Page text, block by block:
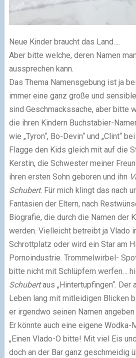
Neue Kinder braucht das Land….
Aber bitte welche, deren Namen
aussprechen kann.
Das Thema Namensgebung ist ja
immer eine ganz große und
sind Geschmackssache, aber bitte
die ihren Kindern Buchstabier-
wie „Tyron“, Bo-Devin“ und „Clint“
Flagge den Kids gleich mit auf die
Kerstin, die Schwester meiner
ihren ersten Sohn geboren und ihn
Schubert. Für mich klingt das nach
Fantasien der Eltern, nach
Biografie, die durch die Namen der
werden. Vielleicht betreibt ja Vlado
Schrottplatz oder wird ein Star am
Pornoindustrie. Trommelwirbel-
bitte nicht mit Schlüpfern werfen…
Schubertaus „Hintertupfingen“. Der
Leben lang mit mitleidigen Blicken
er irgendwo seinen Namen
Er könnte auch eine eigene Wodka-
„Einen Vlado-O bitte! Mit viel Eis
doch an der Bar ganz geschmeidig